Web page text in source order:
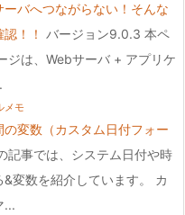
バへつながらない！そんな
！！ バージョン9.0.3 本ペ
ジは、Webサーバ + アプリケ
メモ
変数（カスタム日付フォー
記事では、システム日付や時
変数を紹介しています。 カ
...